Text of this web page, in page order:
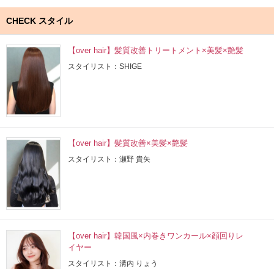
CHECK スタイル
【over hair】髪質改善トリートメント×美髪×艶髪
スタイリスト：SHIGE
【over hair】髪質改善×美髪×艶髪
スタイリスト：瀬野 貴矢
【over hair】韓国風×内巻きワンカール×顔回りレ
イヤー
スタイリスト：溝内 りょう